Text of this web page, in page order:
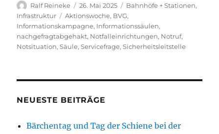
Autor
Ralf Reineke
Veröffentlicht
am
26. Mai 2025 Kategorien
Bahnhöfe + Stationen,
Infrastruktur
Schlagwörter
Aktionswoche, BVG,
Informationskampagne, Informationssäulen,
nachgefragtabgehakt, Notfalleinrichtungen, Notruf,
Notsituation,Säule,Servicefrage,Sicherheitsleitstelle
NEUESTE BEITRÄGE
Bärchentag und Tag der Schiene bei der